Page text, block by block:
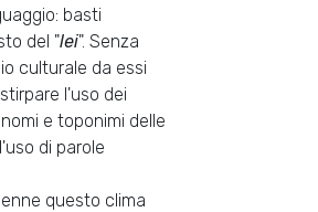
basti
del "lei". Senza
culturale da essi
l'uso dei
e toponimi delle
di parole
questo clima